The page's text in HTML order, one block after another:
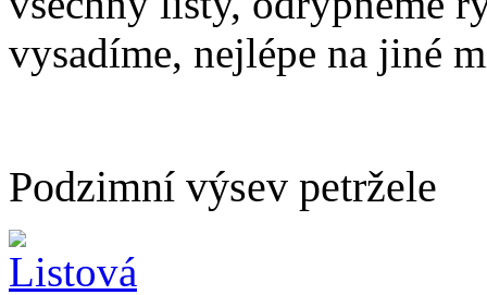
vysadíme, nejlépe na jiné
Podzimní výsev petržele